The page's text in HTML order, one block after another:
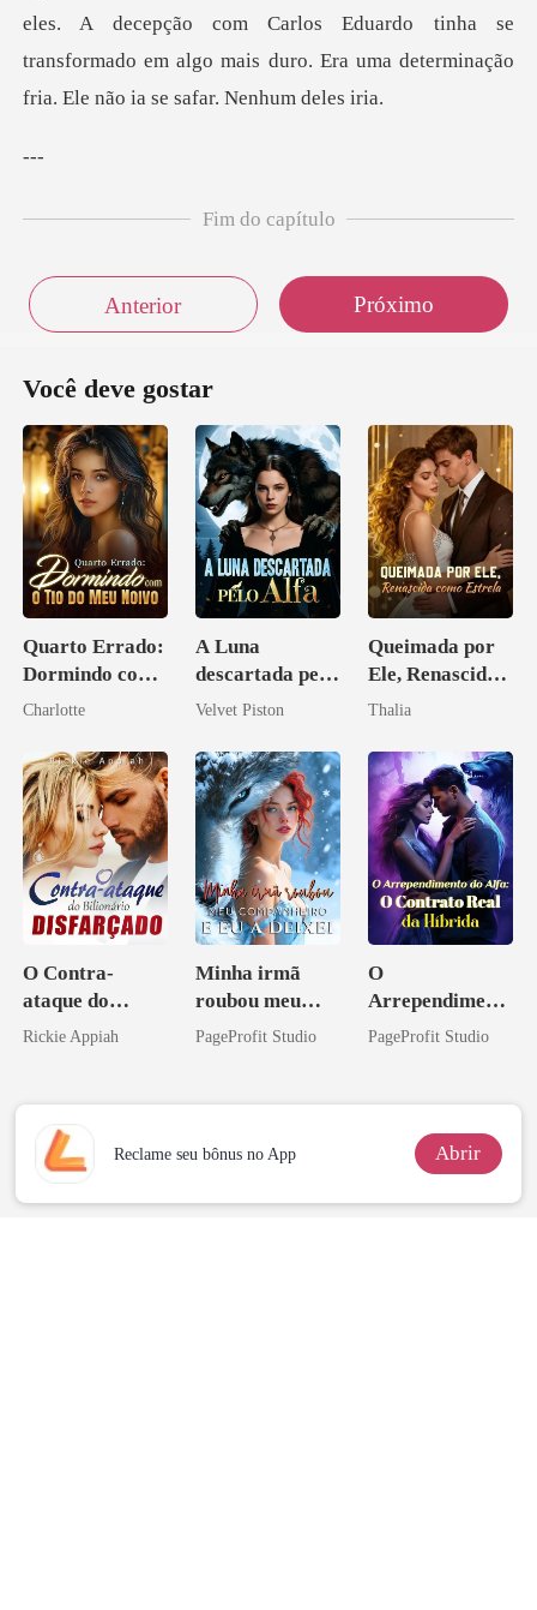
eles. A decepção com Carlos Eduardo tinha se
transformado e
-
Fim do capítulo
Anterior Próximo
Você deve gostar
Quarto Errado:
Dormindo com
o Tio do Meu
Charlotte
A Luna
descartada pelo
Alfa
Velvet Piston
Queimada por
Ele, Renascida
como Estrela
Thalia
O Contra-
ataque do
Bilionário
Rickie Appiah
Minha irmã
roubou meu
companheiro e
PageProfit Studio
O
Arrependiment
o do Alfa: O
PageProfit Studio
Reclame seu bônus no App Abrir